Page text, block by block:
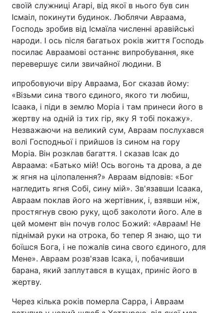
своїй служниці Агарі, від якої в нього був син
Ісмаіл, покинути будинок. Люблячи Авраама,
Господь зробив від Ісмаїла численні аравійські
народи. І ось після багатьох років життя Господь
посилає Авраамові останнє випробування, яке
перевершує сили звичайної людини. В
ипробовуючи віру Авраама, Бог сказав йому:
«Візьми сина твого єдиного, якого ти любиш,
Ісаака, і піди в землю Моріа і там принеси його в
жертву на одній із тих гір, яку Я тобі покажу».
Незважаючи на великий сум, Авраам послухався
волі Господньої і прийшов із сином на гору
Моріа. Він розклав багаття. І сказав Ісак до
Авраама: «Батько мій! Ось вогонь та дрова, а де
ж ягня на цілопалення?» Авраам відповів: «Бог
нагледить ягня Собі, сину мій». Зв'язавши Ісаака,
Авраам поклав його на жертівник, і, взявши ніж,
простягнув свою руку, щоб заколоти його. Але в
цей момент він почув голос Божий: «Авраам! Не
піднімай руки на отрока, бо тепер Я знаю, що ти
боїшся Бога, і не пожалів сина свого єдиного, для
Мене». Авраам розв'язав Ісака, і, побачивши
барана, який заплутався в кущах, приніс його в
жертву.
Через кілька років померла Сарра, і Авраам